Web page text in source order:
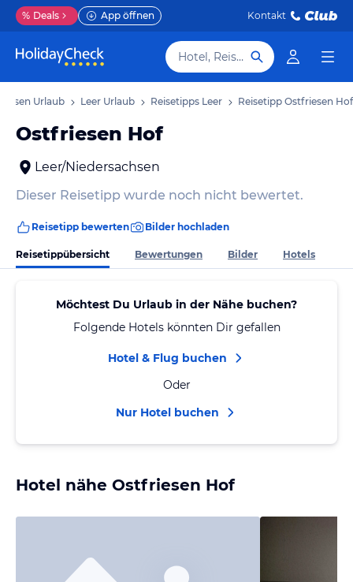
% Deals App öffnen Kontakt
Hotel, Reiseziel
Urlaub Leer Urlaub Reisetipps Leer Reisetipp Ostfriesen Hof
Ostfriesen Hof
Leer/Niedersachsen
Dieser Reisetipp wurde noch nicht bewertet.
Reisetipp bewerten Bilder hochladen
Reisetippübersicht Bewertungen Bilder Hotels
Möchtest Du Urlaub in der Nähe buchen?
Folgende Hotels könnten Dir gefallen
Hotel & Flug buchen
Oder
Nur Hotel buchen
Hotel nähe Ostfriesen Hof